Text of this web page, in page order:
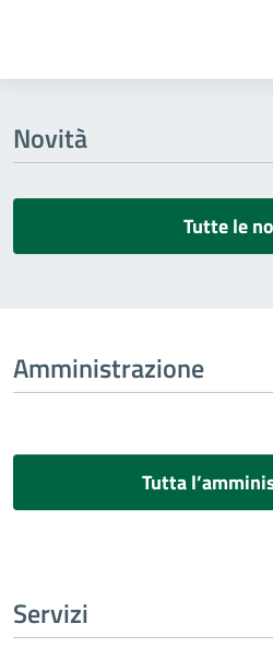
Novità
Tutte le
Amministrazione
Tutta
Servizi